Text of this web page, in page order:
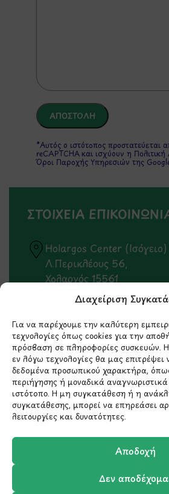
Διαχείριση
Για να παρέχουμε την καλύτερη
τεχνολογίες όπως cookies για την
πρόσβαση σε πληροφορίες συσκευών.
εν λόγω τεχνολογίες θα μας
δεδομένα προσωπικού χαρακτήρα,
περιήγησης ή μοναδικά
ιστότοπο. Η μη συγκατάθεση ή η
συγκατάθεσης, μπορεί να επηρεάσει
λειτουργίες και δυνατότητες.
Αποδοχή
Δεν
*Αυτός ο ιστότοπος προστατεύεται
reCAPTCHA και ισχύουν η
Όροι Παροχής Υπηρεσιώντης
ΣΤΟΙΧΕΙΑ
Holargos Center (Ισόγειο)
Λ.Περικλέους 56,
Χολαργός 15561
info@ypografi.com
Έχετε ερωτήσεις σχετικά με
παραγγελία; Στείλτε μας ένα
επικοινωνήσουμε σύντομα